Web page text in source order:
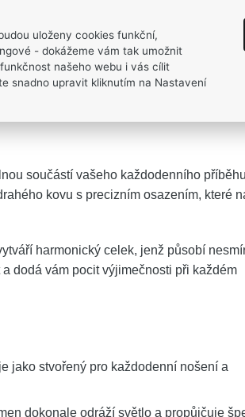
57
g
součástí vašeho každodenního
kovu s precizním osazením, které
harmonický celek, jenž působí
dodá vám pocit výjimečnosti při každém
jako stvořený pro každodenní nošení a
dokonale odráží světlo a propůjčuje
uloženy cookies funkční,
- dokážeme vám tak umožnit
našeho webu i vás cílit
snadno upravit kliknutím na Nastavení